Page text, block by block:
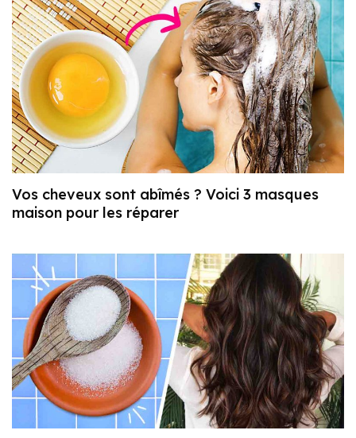
Vos cheveux sont abîmés ? Voici 3 masques
maison pour les réparer